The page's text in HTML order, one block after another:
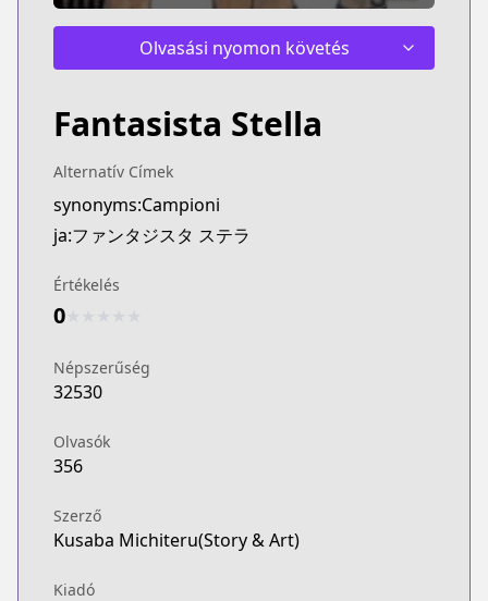
Olvasási nyomon követés
Fantasista Stella
Alternatív Címek
synonyms:Campioni
ja:ファンタジスタ ステラ
Értékelés
0
Népszerűség
32530
Olvasók
356
Szerző
Kusaba Michiteru(Story & Art)
Kiadó